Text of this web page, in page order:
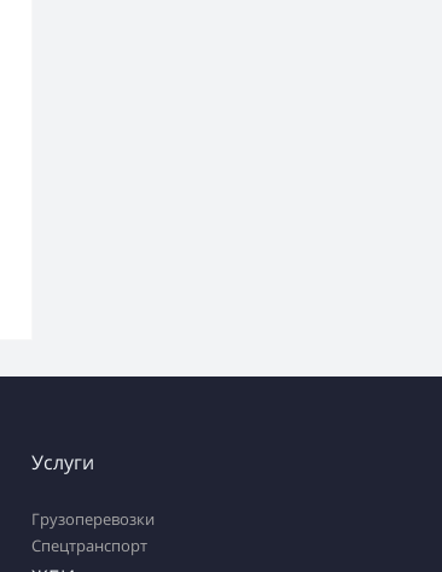
Услуги
Грузоперевозки
Спецтранспорт